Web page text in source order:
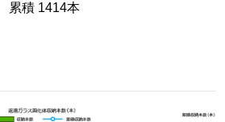
累積 1414本